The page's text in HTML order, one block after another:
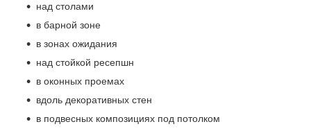
над столами
в барной зоне
в зонах ожидания
над стойкой ресепшн
в оконных проемах
вдоль декоративных стен
в подвесных композициях под потолком